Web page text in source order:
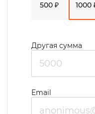
500 ₽ 1000
Другая сумма
Email